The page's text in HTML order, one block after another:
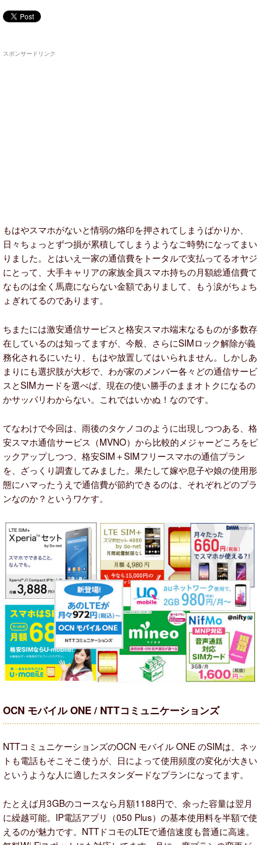
スポンサードリンク
もはやスマホがないと情弱の烙印を押されてしまうばかりか、
日々ちょっとずつ損が累積してしまうようなご時勢になってまい
りました。とはいえ一家の通信費をトータルで支払ってるオヤジ
にとって、大手キャリアの家族全員スマホ持ちの月額総通信費て
なものは全く馬鹿にならない金額でありまして、もう涙がちょち
ょぎれてるのであります。
ちまたには激安通信サービスと格安スマホ端末なるものが多数存
在しているのは知ってますが、今般、さらにSIMロック解除が義
務化されるにいたり、もはや放置してはいられません。しかしあ
まりにも選択肢が大杉で、わが家のメンバー各々どの通信サービ
スとSIMカードを選べば、現在の使い勝手のままオトクになるの
かサッパリわからない。これではいかぬ！なのです。
てなわけで今回は、雨後のタケノコのように出現しつつある、格
安スマホ通信サービス（MVNO）から比較的メジャーどころをピ
ックアップしつつ、格安SIM＋SIMフリースマホの通信プラン
を、ざっくり調査してみました。果たして嫁や息子や娘の使用形
態にハマったうえで通信費が節約できるのは、それぞれどのプラ
ンなのか？というワケす。
OCN モバイル ONE / NTTコミュニケーションズ
NTTコミュニケーションズのOCN モバイル ONE のSIMは、ネッ
トも電話もそこそこ使うが、日によって使用頻度の変化が大きい
というような人に適したスタンダードなプランになってます。
たとえば月3GBのコースなら月額1188円で、余った容量は翌月
に繰越可能。IP電話アプリ（050 Plus）の基本使用料を半額で使
えるのが魅力です。NTTドコモのLTEで通信速度も普通に高速。